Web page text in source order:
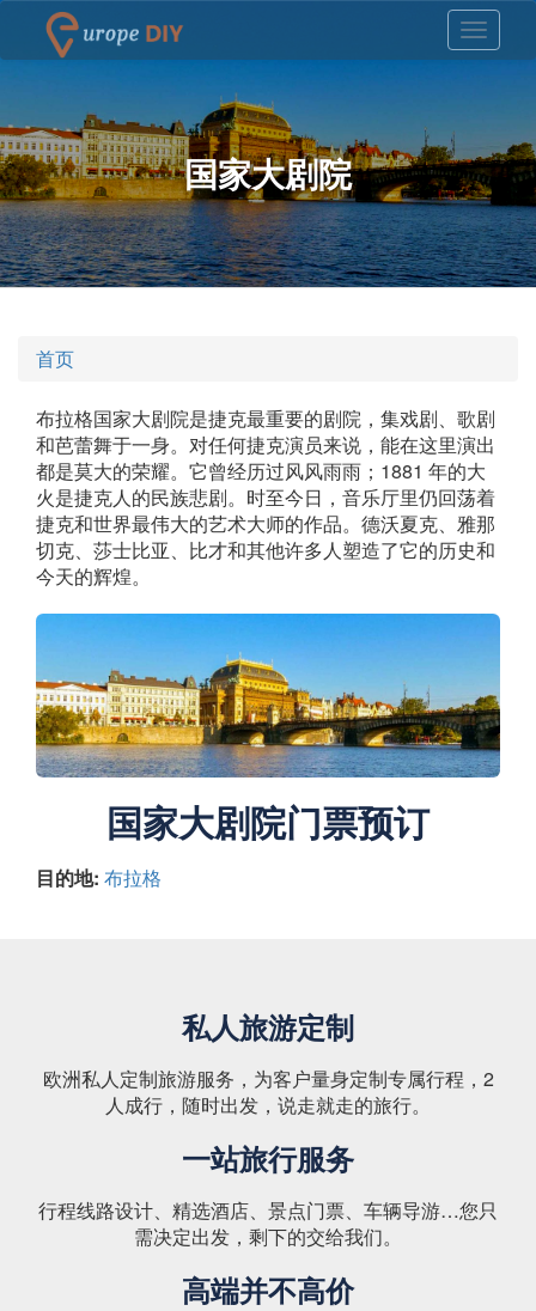
国家大剧院
首页
布拉格国家大剧院是捷克最重要的剧院，集戏剧、歌剧
和芭蕾舞于一身。对任何捷克演员来说，能在这里演出
都是莫大的荣耀。它曾经历过风风雨雨；1881 年的大
火是捷克人的民族悲剧。时至今日，音乐厅里仍回荡着
捷克和世界最伟大的艺术大师的作品。德沃夏克、雅那
切克、莎士比亚、比才和其他许多人塑造了它的历史和
今天的辉煌。
国家大剧院门票预订
目的地: 布拉格
私人旅游定制
欧洲私人定制旅游服务，为客户量身定制专属行程，2
人成行，随时出发，说走就走的旅行。
一站旅行服务
行程线路设计、精选酒店、景点门票、车辆导游…您只
需决定出发，剩下的交给我们。
高端并不高价